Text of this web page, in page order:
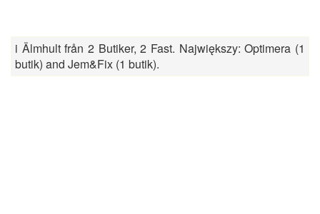
i Älmhult från 2 Butiker, 2 Fast. Największy: Optimera (1
butik) and Jem&Fix (1 butik).